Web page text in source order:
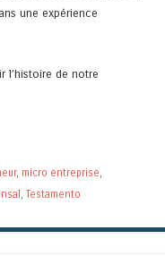
une expérience
l’histoire de notre
, micro entreprise,
, Testamento